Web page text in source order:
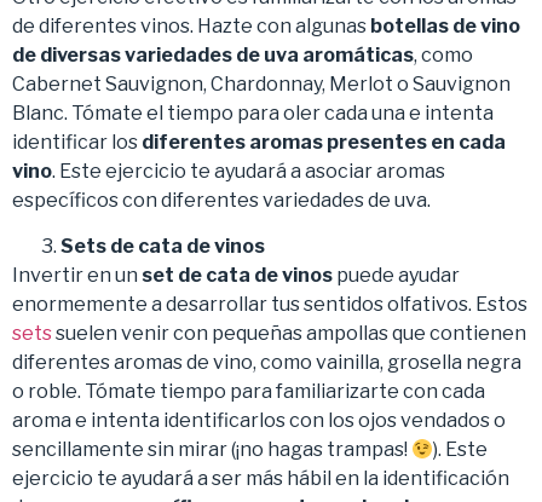
de diferentes vinos. Hazte con algunas botellas de vino
de diversas variedades de uva aromáticas, como
Cabernet Sauvignon, Chardonnay, Merlot o Sauvignon
Blanc. Tómate el tiempo para oler cada una e intenta
identificar los diferentes aromas presentes en cada
vino. Este ejercicio te ayudará a asociar aromas
específicos con diferentes variedades de uva.
Sets de cata de vinos
Invertir en un set de cata de vinos puede ayudar
enormemente a desarrollar tus sentidos olfativos. Estos
setssuelen venir con pequeñas ampollas que contienen
diferentes aromas de vino, como vainilla, grosella negra
o roble. Tómate tiempo para familiarizarte con cada
aroma e intenta identificarlos con los ojos vendados o
sencillamente sin mirar (¡no hagas trampas!
). Este
ejercicio te ayudará a ser más hábil en la identificación